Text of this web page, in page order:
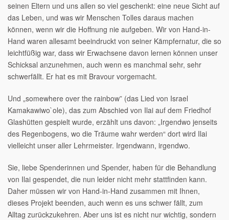
seinen Eltern und uns allen so viel geschenkt: eine neue Sicht auf
das Leben, und was wir Menschen Tolles daraus machen
können, wenn wir die Hoffnung nie aufgeben. Wir von Hand-in-
Hand waren allesamt beeindruckt von seiner Kämpfernatur, die so
leichtfüßig war, dass wir Erwachsene davon lernen können unser
Schicksal anzunehmen, auch wenn es manchmal sehr, sehr
schwerfällt. Er hat es mit Bravour vorgemacht.
Und „somewhere over the rainbow” (das Lied von Israel
Kamakawiwo`ole), das zum Abschied von Ilai auf dem Friedhof
Glashütten gespielt wurde, erzählt uns davon: „Irgendwo jenseits
des Regenbogens, wo die Träume wahr werden“ dort wird Ilai
vielleicht unser aller Lehrmeister. Irgendwann, irgendwo.
Sie, liebe Spenderinnen und Spender, haben für die Behandlung
von Ilai gespendet, die nun leider nicht mehr stattfinden kann.
Daher müssen wir von Hand-in-Hand zusammen mit Ihnen,
dieses Projekt beenden, auch wenn es uns schwer fällt, zum
Alltag zurückzukehren. Aber uns ist es nicht nur wichtig, sondern